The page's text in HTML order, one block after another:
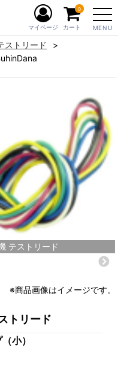
MENU
マイページ カート
0
ストリード
テストリード
※商品画像はイメージです。
トリード
小）